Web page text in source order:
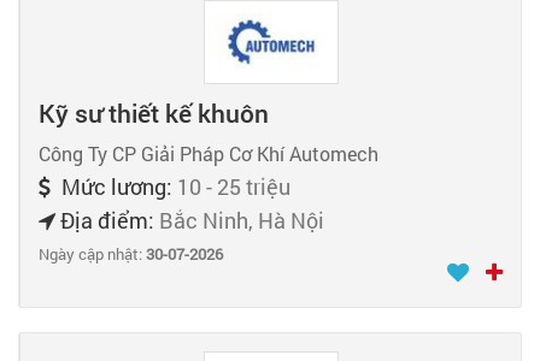
Kỹ sư thiết kế khuôn
Công Ty CP Giải Pháp Cơ Khí Automech
Mức lương: 10 - 25 triệu
Địa điểm: Bắc Ninh, Hà Nội
Ngày cập nhật:30-07-2026